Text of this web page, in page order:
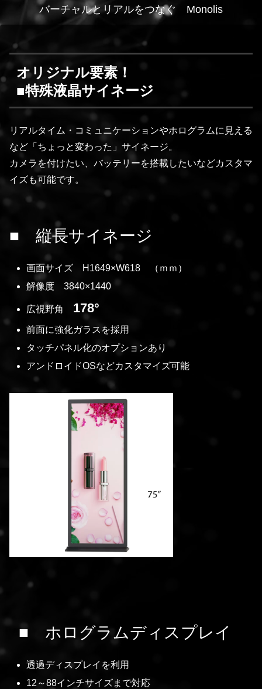
バーチャルとリアルをつなぐ Monolis
オリジナル要素！
■特殊液晶サイネージ
リアルタイム・コミュニケーションやホログラムに見える
など「ちょっと変わった」サイネージ。
カメラを付けたい、バッテリーを搭載したいなどカスタマ
イズも可能です。
■ 縦長サイネージ
画面サイズ H1649×W618 （ｍｍ）
解像度 3840×1440
広視野角 178°
前面に強化ガラスを採用
タッチパネル化のオプションあり
アンドロイドOSなどカスタマイズ可能
■ ホログラムディスプレイ
透過ディスプレイを利用
12～88インチサイズまで対応